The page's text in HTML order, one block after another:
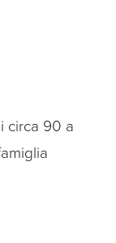
circa 90 a